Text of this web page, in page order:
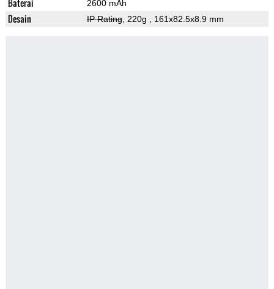
Baterai 2600 mAh
Desain IP Rating, 220g , 161x82.5x8.9 mm